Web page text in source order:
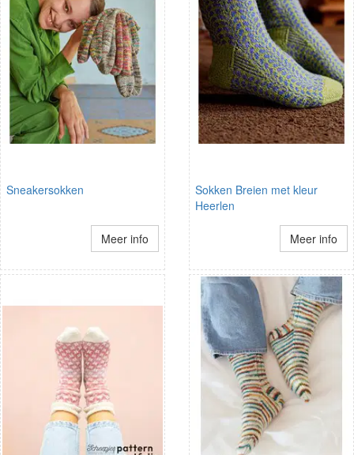
Sneakersokken
Meer info
Sokken Breien met kleur
Heerlen
Meer info